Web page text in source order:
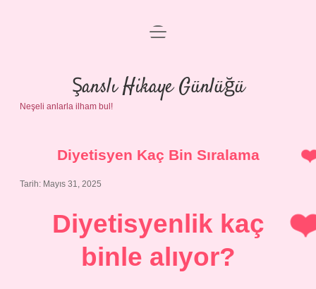
Anasayfa
Gizlilik Politikası
menüyü
Şanslı Hikaye Günlüğü
Neşeli anlarla ilham bul!
Diyetisyen Kaç Bin Sıralama
Tarih: Mayıs 31, 2025
Diyetisyenlik kaç
binle alıyor?